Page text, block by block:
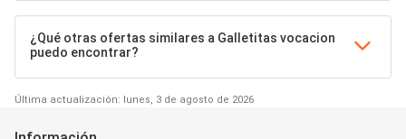
¿Qué otras ofertas similares a Galletitas vocacion
puedo encontrar?
Última actualización: lunes, 3 de agosto de 2026